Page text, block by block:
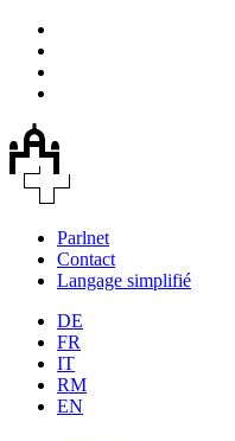
Parlnet
Contact
Langage simplifié
DE
FR
IT
RM
EN